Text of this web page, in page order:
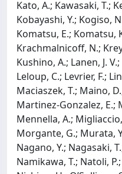
Kato, A.; Kawasaki, T.;
Kobayashi, Y.; Kogiso,
Komatsu, E.; Komatsu,
Krachmalnicoff, N.;
Kushino, A.; Lanen, J.
Leloup, C.; Levrier, F.;
Maciaszek, T.; Maino,
Martinez-Gonzalez, E.;
Mennella, A.;
Morgante, G.; Murata,
Nagano, Y.; Nagasaki,
Namikawa, T.; Natoli,